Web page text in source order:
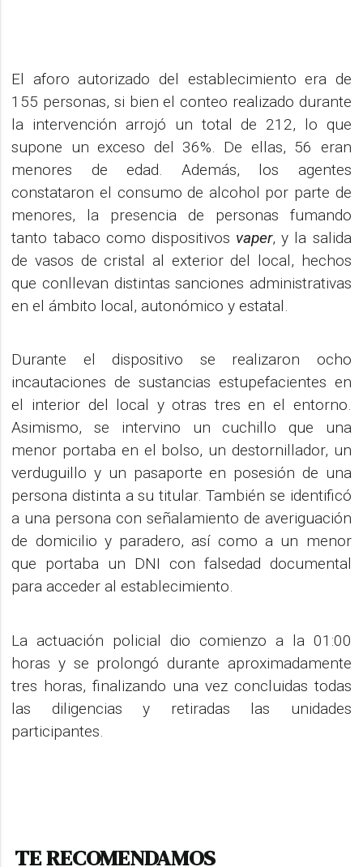
El aforo autorizado del establecimiento era de
155 personas, si bien el conteo realizado durante
la intervención arrojó un total de 212, lo que
supone un exceso del 36%. De ellas, 56 eran
menores de edad. Además, los agentes
constataron el consumo de alcohol por parte de
menores, la presencia de personas fumando
tanto tabaco como dispositivos vaper, y la salida
de vasos de cristal al exterior del local, hechos
que conllevan distintas sanciones administrativas
en el ámbito local, autonómico y estatal.
Durante el dispositivo se realizaron ocho
incautaciones de sustancias estupefacientes en
el interior del local y otras tres en el entorno.
Asimismo, se intervino un cuchillo que una
menor portaba en el bolso, un destornillador, un
verduguillo y un pasaporte en posesión de una
persona distinta a su titular. También se identificó
a una persona con señalamiento de averiguación
de domicilio y paradero, así como a un menor
que portaba un DNI con falsedad documental
para acceder al establecimiento.
La actuación policial dio comienzo a la 01:00
horas y se prolongó durante aproximadamente
tres horas, finalizando una vez concluidas todas
las diligencias y retiradas las unidades
participantes.
TE RECOMENDAMOS